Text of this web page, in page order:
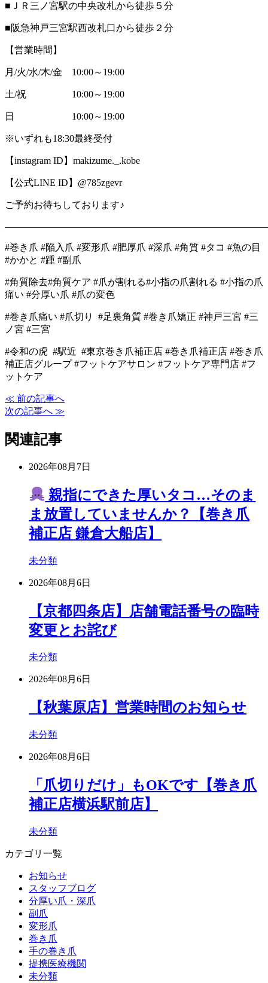
■ＪＲ三ノ宮駅の中央改札から徒歩５分
■阪急神戸三宮駅西改札口から徒歩２分
【営業時間】
月/火/水/木/金 10:00～19:00
土/祝 10:00～19:00
日 10:00～19:00
※いずれも18:30最終受付
【instagram ID】makizume._.kobe
【公式LINE ID】@785zgevr
ご予約お待ちしております♪
#巻き爪 #陥入爪 #変形爪 #肥厚爪 #深爪 #角質 #タコ #魚の目
#かかと #踵 #副爪
#角質除去#角質ケア #爪が割れる#小指の爪割れる #小指の爪
痛い #分厚い爪 #爪の変色
#巻き爪痛い #爪切り #足裏角質 #巻き爪矯正 #神戸三宮 #三
ノ宮 #三宮
#令和の虎 #駅近 #東京巻き爪補正店 #巻き爪補正店 #巻き爪
補正店グループ #フットケアサロン #フットケア専門店 #フ
ットケア
≪ 前の記事へ
次の記事へ ≫
関連記事
2026年08月7日
親指にできた厚いタコ…そのま
ま放置していませんか？【巻き爪
補正店 鎌倉大船店】
未分類
2026年08月6日
【京都四条店】店舗電話番号の臨時
変更とお詫び
未分類
2026年08月6日
【秋葉原店】営業時間のお知らせ
未分類
2026年08月6日
「爪切りだけ」もOKです【巻き爪
補正店横浜駅前店】
未分類
カテゴリ一覧
お知らせ
スタッフブログ
分厚い爪・深爪
副爪
変形爪
巻き爪
手の巻き爪
提携医療機関
未分類